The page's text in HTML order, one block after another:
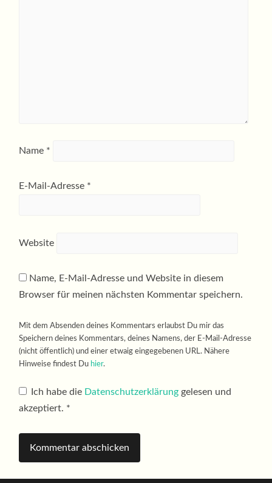
Name *
E-Mail-Adresse *
Website
Name, E-Mail-Adresse und Website in diesem
Browser für meinen nächsten Kommentar speichern.
Mit dem Absenden deines Kommentars erlaubst Du mir das
Speichern deines Kommentars, deines Namens, der E-Mail-Adresse
(nicht öffentlich) und einer etwaig eingegebenen URL. Nähere
Hinweise findest Du hier.
Ich habe die Datenschutzerklärung gelesen und
akzeptiert. *